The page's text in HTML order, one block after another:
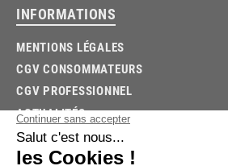
INFORMATIONS
MENTIONS LÉGALES
CGV CONSOMMATEURS
CGV PROFESSIONNEL
ACTUALITÉS